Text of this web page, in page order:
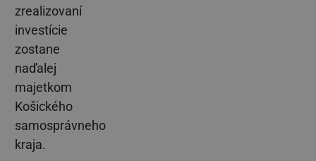
zrealizovaní
investície
zostane
naďalej
majetkom
Košického
samosprávneho
kraja.